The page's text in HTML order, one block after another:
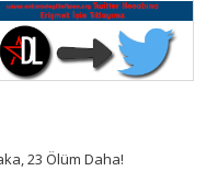
23 Ölüm Daha!